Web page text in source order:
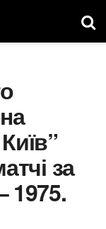
за
1975.